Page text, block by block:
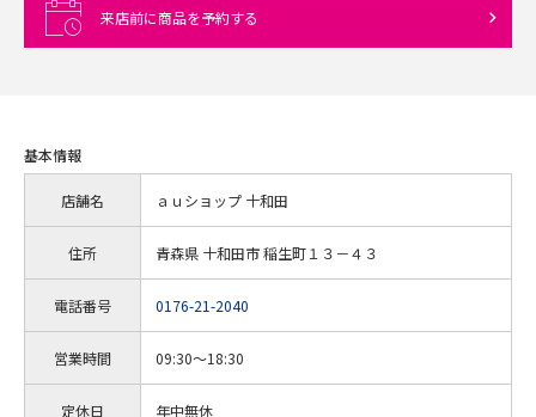
来店前に商品を予約する
基本情報
店舗名 ａｕショップ 十和田
住所 青森県 十和田市 稲生町１３－４３
電話番号 0176-21-2040
営業時間 09:30～18:30
定休日 年中無休